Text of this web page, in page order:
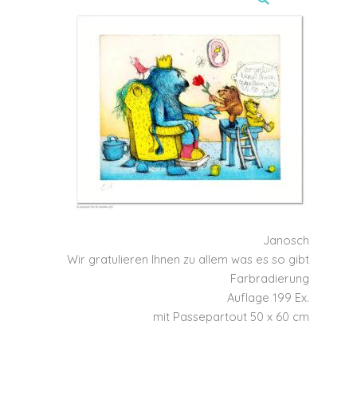
Janosch
Wir gratulieren Ihnen zu allem was es so gibt
Farbradierung
Auflage 199 Ex.
mit Passepartout 50 x 60 cm